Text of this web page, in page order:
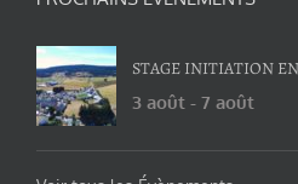
STAGE INITIATION
3 août - 7 août